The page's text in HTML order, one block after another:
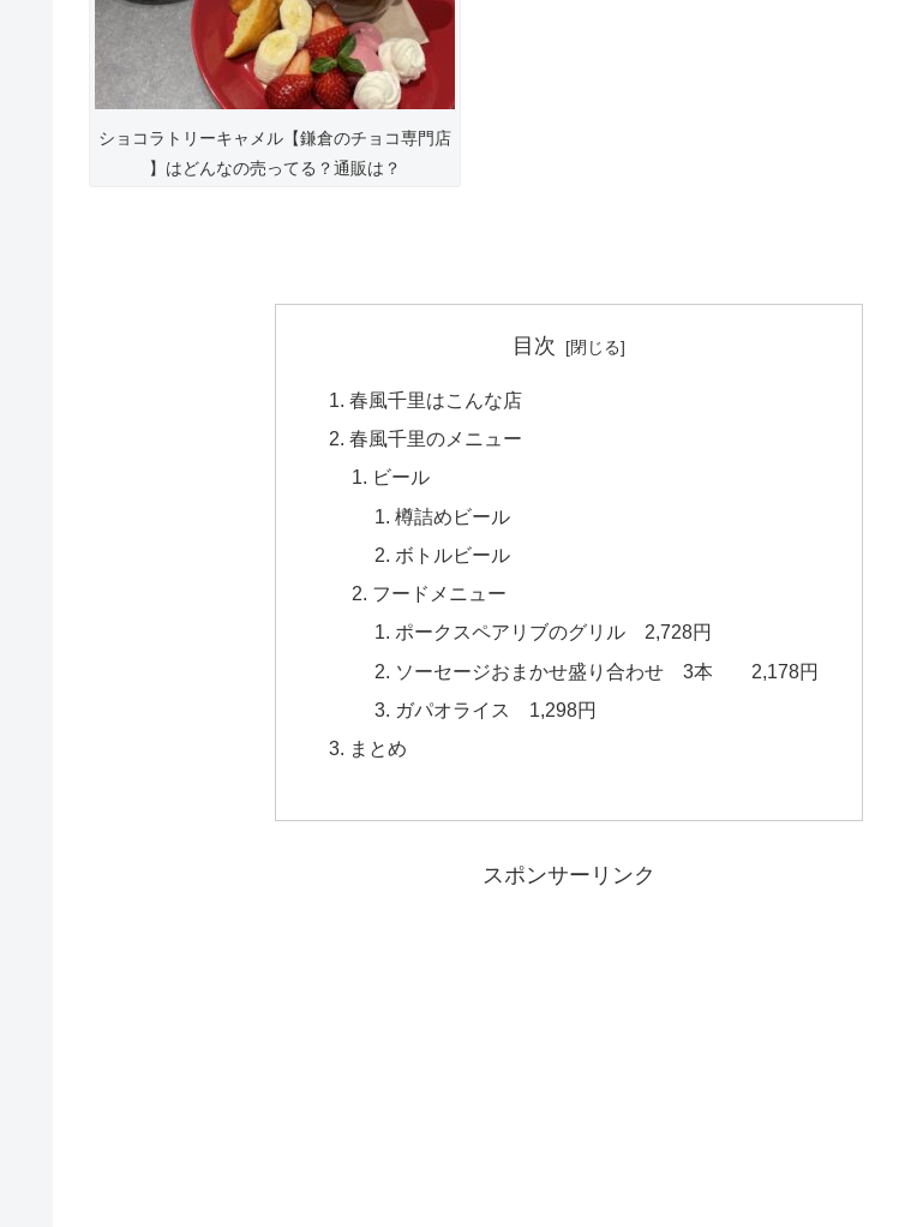
ショコラトリーキャメル【鎌倉のチョコ専門店
】はどんなの売ってる？通販は？
目次
春風千里はこんな店
春風千里のメニュー
ビール
樽詰めビール
ボトルビール
フードメニュー
ポークスペアリブのグリル 2,728円
ソーセージおまかせ盛り合わせ 3本 2,178円
ガパオライス 1,298円
まとめ
スポンサーリンク